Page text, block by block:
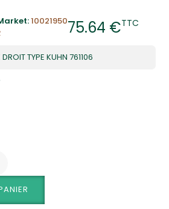
1002195075.64 €TTC
TYPE KUHN 761106